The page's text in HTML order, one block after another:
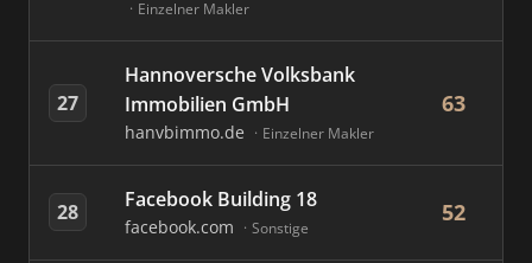
Einzelner Makler
27
Hannoversche Volksbank
Immobilien GmbH
hanvbimmo.de Einzelner Makler
63
28 Facebook Building 18
facebook.com Sonstige
52